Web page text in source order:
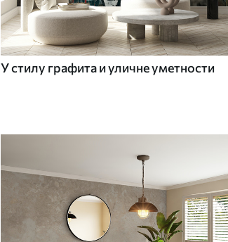
У стилу графита и уличне уметности